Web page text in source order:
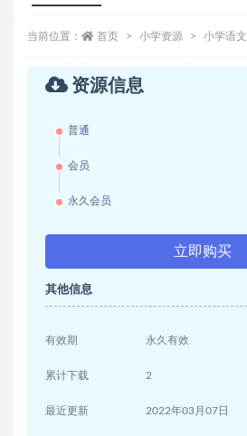
当前位置： 首页 小学资源 小学语文
资源信息
普通
会员
永久会员
立即购买
其他信息
有效期 永久有效
累计下载 2
最近更新 2022年03月07日